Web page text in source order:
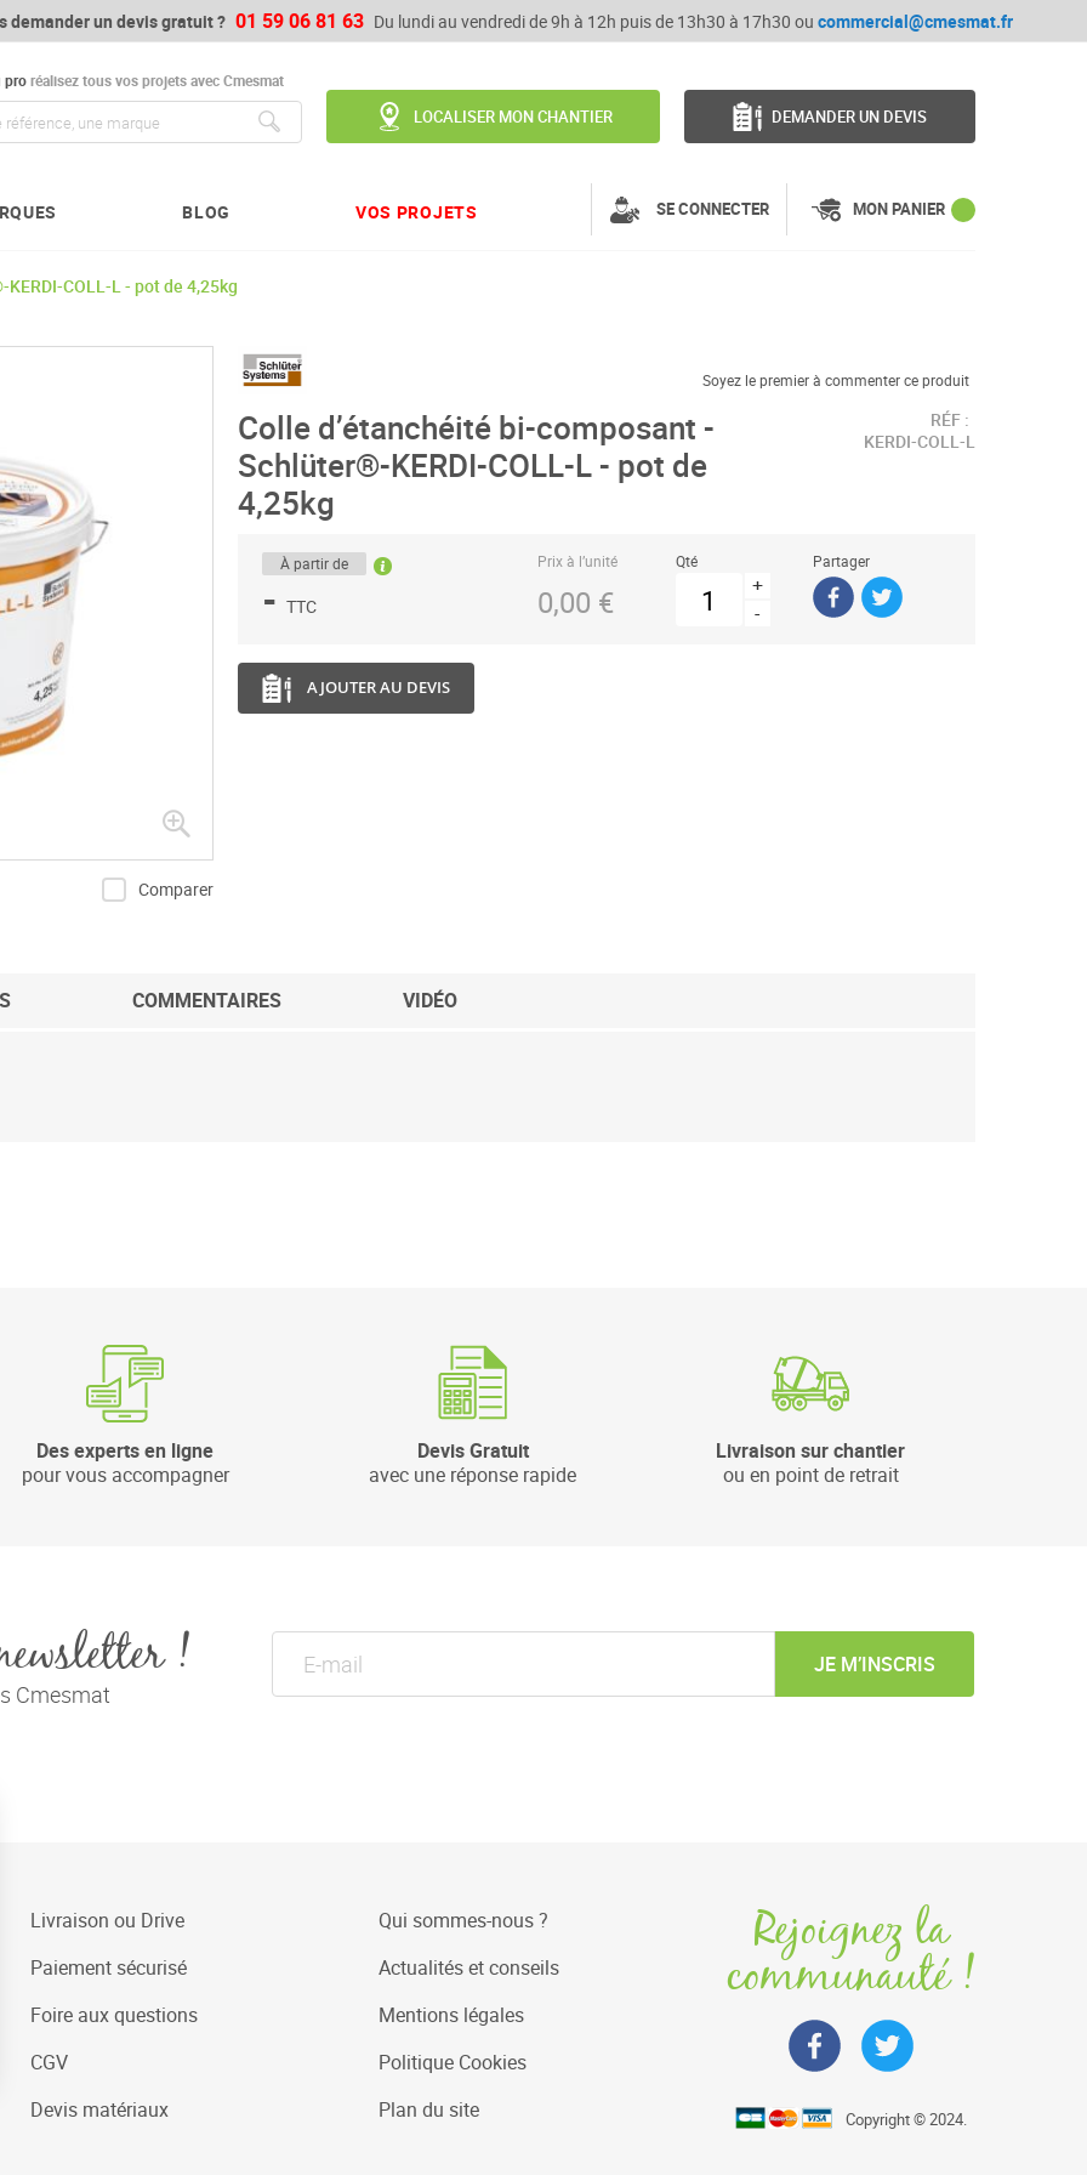
demander un devis gratuit ? 01 59 06 81 63 Du lundi au vendredi de 9h à 12h puis de 13h30 à 17h30 ou commercial@cmesmat.fr
proréalisez tous vos projets avec Cmesmat
LOCALISER MON CHANTIER DEMANDER UN DEVIS
BLOG VOS PROJETS SE CONNECTER MON PANIER
COLL-L - pot de 4,25kg
Comparer
Soyez le premier à commenter ce produit
Colle d’étanchéité bi-composant -
Schlüter®-KERDI-COLL-L - pot de
4,25kg
RÉF :
KERDI-COLL-L
À partir de
- TTC
Prix à l’unité
0,00 €
Qté
+
-
Partager
AJOUTER AU DEVIS
COMMENTAIRES VIDÉO
Des experts en ligne
pour vous accompagner
Devis Gratuit
avec une réponse rapide
Livraison sur chantier
ou en point de retrait
!
Cmesmat
JE M’INSCRIS
Livraison ou Drive
Paiement sécurisé
Foire aux questions
CGV
Devis matériaux
Qui sommes-nous ?
Actualités et conseils
Mentions légales
Politique Cookies
Plan du site
Rejoignez la
communauté !
Copyright © 2024.